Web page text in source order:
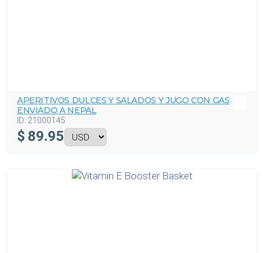
APERITIVOS DULCES Y SALADOS Y JUGO CON GAS
ENVIADO A NEPAL
ID: 21000145
$ 89.95